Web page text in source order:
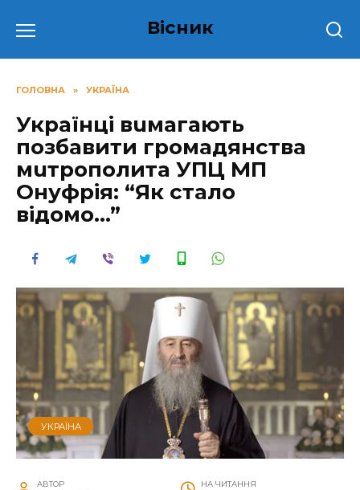
до
Вісник
ГОЛОВНА » УКРАЇНА
Українці вuмагають
позбавити громадянства
мuтрополита УПЦ МП
Онуфрія: “Як стало
відомо…”
УКРАЇНА
АВТОР НА ЧИТАННЯ